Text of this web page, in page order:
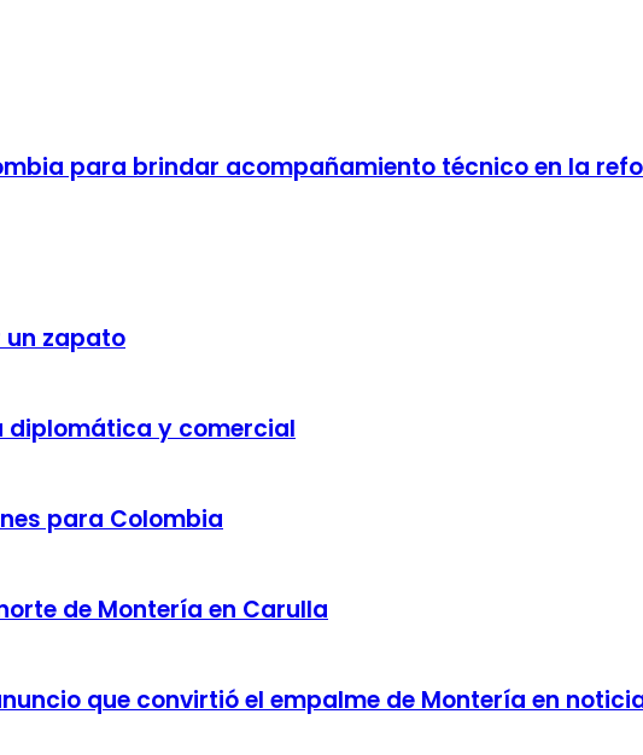
para brindar acompañamiento técnico en la
un zapato
diplomática y comercial
para Colombia
de Montería en Carulla
que convirtió el empalme de Montería en